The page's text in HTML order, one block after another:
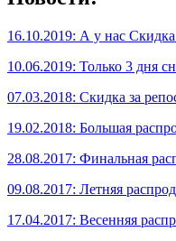
16.10.2019: А у нас
10.06.2019: Только 3 дня
07.03.2018: Скидка за
19.02.2018: Большая
28.08.2017: Финальная
09.08.2017: Летняя
17.04.2017: Весенняя